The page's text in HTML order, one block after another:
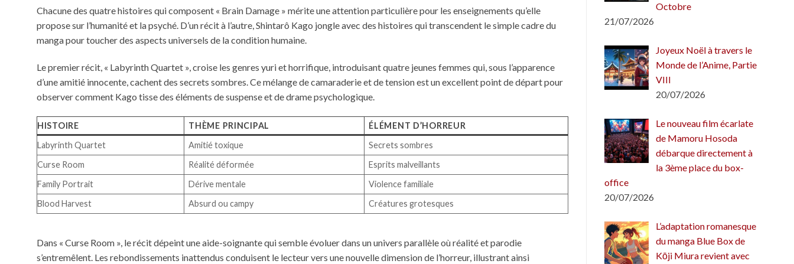
Chacune des quatre histoires qui composent « Brain Damage » mérite une attention particulière pour les enseignements qu’elle
propose sur l’humanité et la psyché. D’un récit à l’autre, Shintarô Kago jongle avec des histoires qui transcendent le simple cadre du
manga pour toucher des aspects universels de la condition humaine.
Le premier récit, « Labyrinth Quartet », croise les genres yuri et horrifique, introduisant quatre jeunes femmes qui, sous l’apparence
d’une amitié innocente, cachent des secrets sombres. Ce mélange de camaraderie et de tension est un excellent point de départ pour
observer comment Kago tisse des éléments de suspense et de drame psychologique.
HISTOIRE THÈME PRINCIPAL
ÉLÉMENT D’HORREUR
Labyrinth Quartet
Amitié toxique
Secrets sombres
Curse Room
Réalité déformée
Esprits malveillants
Family Portrait
Dérive mentale
Violence familiale
Blood Harvest
Absurd ou campy Créatures grotesques
Dans « Curse Room », le récit dépeint une aide-soignante qui semble évoluer dans un univers parallèle où réalité et parodie
s’entremêlent. Les rebondissements inattendus conduisent le lecteur vers une nouvelle dimension de l’horreur, illustrant ainsi
Octobre
21/07/2026
Joyeux Noël à travers le
Monde de l’Anime, Partie
VIII
20/07/2026
Le nouveau film écarlate
de Mamoru Hosoda
débarque directement à
la 3ème place du box-
office
20/07/2026
L’adaptation romanesque
du manga Blue Box de
Kōji Miura revient avec